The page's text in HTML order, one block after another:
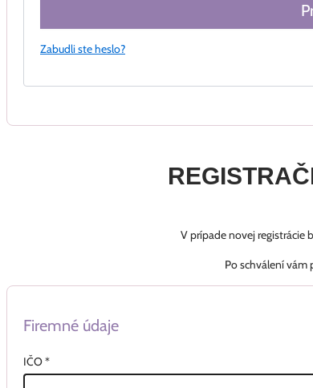
Zabudli ste heslo?
V prípade novej registrácie
Po schválení vám
Firemné údaje
IČO*